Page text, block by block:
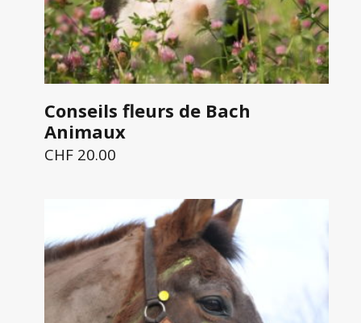
Conseils fleurs de Bach
Animaux
CHF 20.00